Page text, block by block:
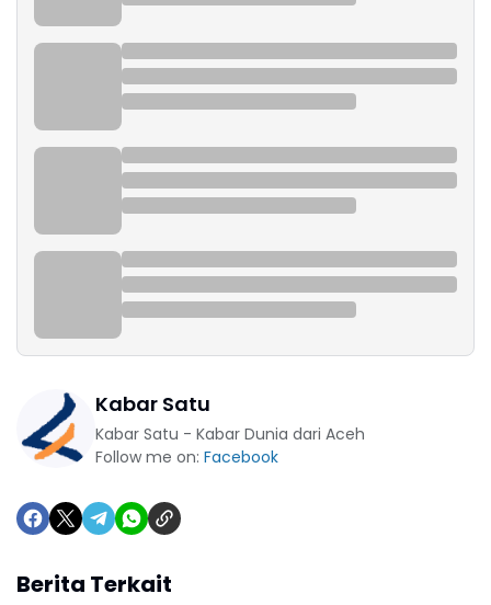
Kabar Satu
Kabar Satu - Kabar Dunia dari Aceh
Follow me on: Facebook
Berita Terkait